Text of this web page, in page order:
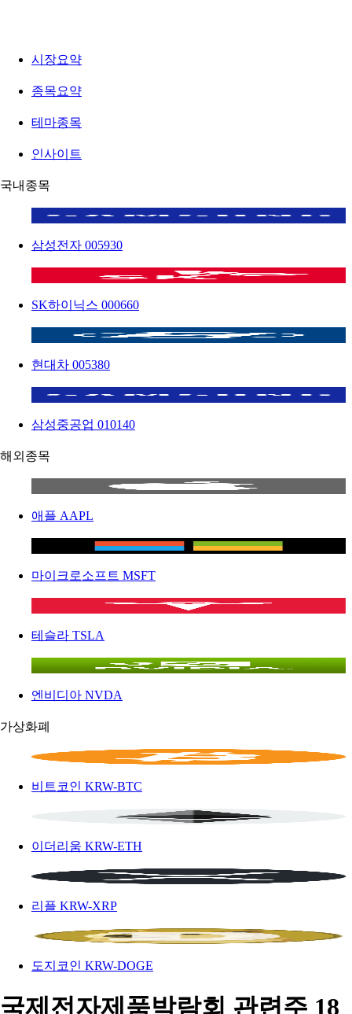
시장요약
종목요약
테마종목
인사이트
국내종목
삼성전자 005930
SK하이닉스 000660
현대차 005380
삼성중공업 010140
해외종목
애플 AAPL
마이크로소프트 MSFT
테슬라 TSLA
엔비디아 NVDA
가상화폐
비트코인 KRW-BTC
이더리움 KRW-ETH
리플 KRW-XRP
도지코인 KRW-DOGE
국제전자제품박람회 관련주 18